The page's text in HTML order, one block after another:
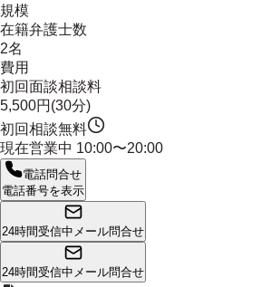
規模
在籍弁護士数
2名
費用
初回面談相談料
5,500円(30分)
初回相談無料
現在営業中 10:00〜20:00
電話問合せ
電話番号を表示
24時間受信中 メール問合せ
24時間受信中 メール問合せ